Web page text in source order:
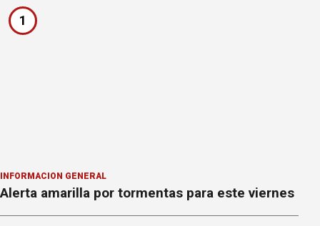
1
INFORMACION GENERAL
Alerta amarilla por tormentas para este viernes